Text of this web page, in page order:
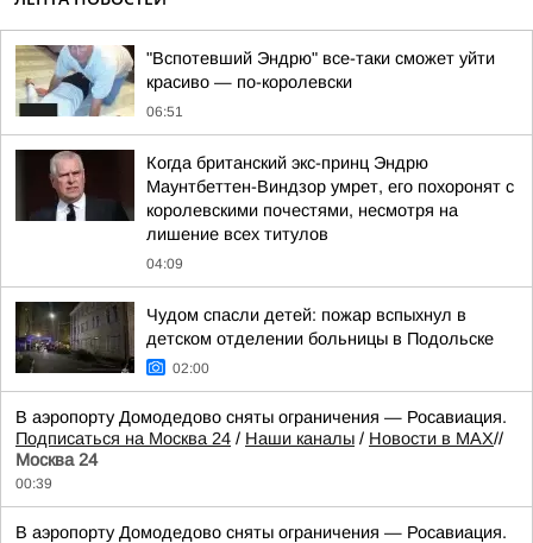
"Вспотевший Эндрю" все-таки сможет уйти
красиво — по-королевски
06:51
Когда британский экс-принц Эндрю
Маунтбеттен-Виндзор умрет, его похоронят с
королевскими почестями, несмотря на
лишение всех титулов
04:09
Чудом спасли детей: пожар вспыхнул в
детском отделении больницы в Подольске
02:00
В аэропорту Домодедово сняты ограничения — Росавиация.
Подписаться на Москва 24 / Наши каналы / Новости в MAX//
Москва 24
00:39
В аэропорту Домодедово сняты ограничения — Росавиация.